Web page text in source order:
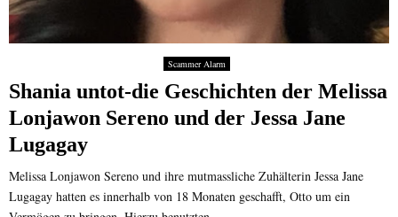
Scammer Alarm
Shania untot-die Geschichten der Melissa
Lonjawon Sereno und der Jessa Jane
Lugagay
Melissa Lonjawon Sereno und ihre mutmassliche Zuhälterin Jessa Jane
Lugagay hatten es innerhalb von 18 Monaten geschafft, Otto um ein